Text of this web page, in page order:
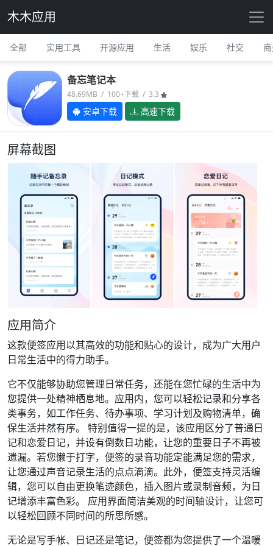
木木应用
全部 实用工具 开源应用 生活 娱乐 社交
备忘笔记本
48.69MB / 100+下载 / 3.3
安卓下载 高速下载
屏幕截图
应用简介
这款便签应用以其高效的功能和贴心的设计，成为广大用户
日常生活中的得力助手。
它不仅能够协助您管理日常任务，还能在您忙碌的生活中为
您提供一处精神栖息地。应用内，您可以轻松记录和分享各
类事务，如工作任务、待办事项、学习计划及购物清单，确
保生活井然有序。 特别值得一提的是，该应用区分了普通日
记和恋爱日记，并设有倒数日功能，让您的重要日子不再被
遗漏。若您懒于打字，便签的录音功能定能满足您的需求，
让您通过声音记录生活的点点滴滴。此外，便签支持灵活编
辑，您可以自由更换笔迹颜色，插入图片或录制音频，为日
记增添丰富色彩。 应用界面简洁美观的时间轴设计，让您可
以轻松回顾不同时间的所思所感。
无论是写手帐、日记还是笔记，便签都为您提供了一个温暖